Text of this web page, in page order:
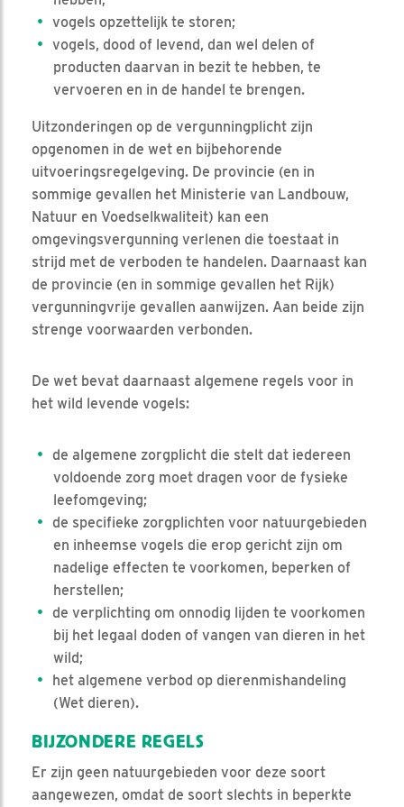
vogels opzettelijk te storen;
vogels, dood of levend, dan wel delen of
producten daarvan in bezit te hebben, te
vervoeren en in de handel te brengen.
Uitzonderingen op de vergunningplicht zijn
opgenomen in de wet en bijbehorende
uitvoeringsregelgeving. De provincie (en in
sommige gevallen het Ministerie van Landbouw,
Natuur en Voedselkwaliteit) kan een
omgevingsvergunning verlenen die toestaat in
strijd met de verboden te handelen. Daarnaast kan
de provincie (en in sommige gevallen het Rijk)
vergunningvrije gevallen aanwijzen. Aan beide zijn
strenge voorwaarden verbonden.
De wet bevat daarnaast algemene regels voor in
het wild levende vogels:
de algemene zorgplicht die stelt dat iedereen
voldoende zorg moet dragen voor de fysieke
leefomgeving;
de specifieke zorgplichten voor natuurgebieden
en inheemse vogels die erop gericht zijn om
nadelige effecten te voorkomen, beperken of
herstellen;
de verplichting om onnodig lijden te voorkomen
bij het legaal doden of vangen van dieren in het
wild;
het algemene verbod op dierenmishandeling
(Wet dieren).
BIJZONDERE REGELS
Er zijn geen natuurgebieden voor deze soort
aangewezen, omdat de soort slechts in beperkte